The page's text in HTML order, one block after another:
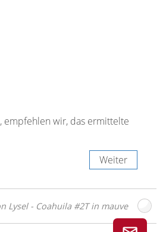
empfehlen wir, das ermittelte
Weiter
Lysel - Coahuila #2T in mauve